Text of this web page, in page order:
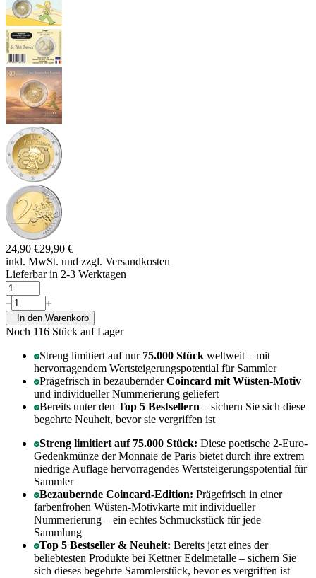
24,90 €29,90 €
inkl. MwSt. und zzgl. Versandkosten
Lieferbar in 2-3 Werktagen
In den Warenkorb
Noch 116 Stück auf Lager
Streng limitiert auf nur 75.000 Stück weltweit – mit
hervorragendem Wertsteigerungspotential für Sammler
Prägefrisch in bezaubernderCoincard mit Wüsten-Motiv
und individueller Nummerierung geliefert
Bereits unter den Top 5 Bestsellern – sichern Sie sich diese
begehrte Neuheit, bevor sie vergriffen ist
Streng limitiert auf 75.000 Stück: Diese poetische 2-Euro-
Gedenkmünze der Monnaie de Paris bietet durch ihre extrem
niedrige Auflage hervorragendes Wertsteigerungspotential für
Sammler
Bezaubernde Coincard-Edition: Prägefrisch in einer
farbenfrohen Wüsten-Motivkarte mit individueller
Nummerierung – ein echtes Schmuckstück für jede
Sammlung
Top 5 Bestseller & Neuheit: Bereits jetzt eines der
beliebtesten Produkte bei Kettner Edelmetalle – sichern Sie
sich dieses begehrte Sammlerstück, bevor es vergriffen ist